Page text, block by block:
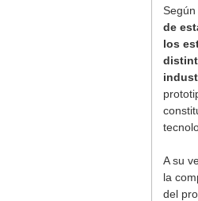
Según
de
los
A su
la
del